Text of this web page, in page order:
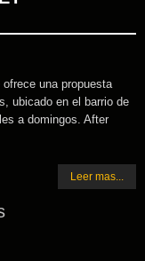
una propuesta
ubicado en el barrio de
a domingos. After
Leer mas...